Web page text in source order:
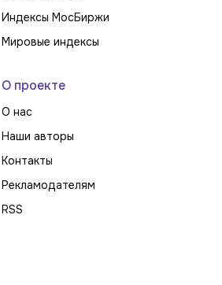
Индексы МосБиржи
Мировые индексы
О проекте
О нас
Наши авторы
Контакты
Рекламодателям
RSS